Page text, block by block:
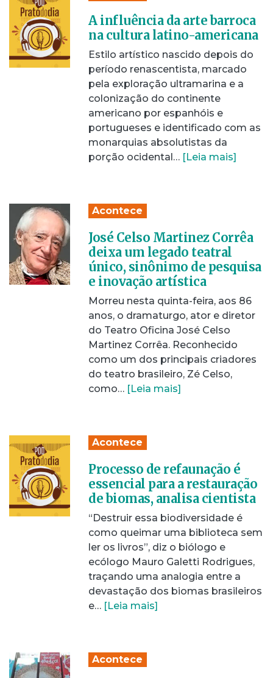
A influência da arte barroca
na cultura latino-americana
Estilo artístico nascido depois do
período renascentista, marcado
pela exploração ultramarina e a
colonização do continente
americano por espanhóis e
portugueses e identificado com as
monarquias absolutistas da
porção ocidental… [Leia mais]
Acontece
José Celso Martinez Corrêa
deixa um legado teatral
único, sinônimo de pesquisa
e inovação artística
Morreu nesta quinta-feira, aos 86
anos, o dramaturgo, ator e diretor
do Teatro Oficina José Celso
Martinez Corrêa. Reconhecido
como um dos principais criadores
do teatro brasileiro, Zé Celso,
como… [Leia mais]
Acontece
Processo de refaunação é
essencial para a restauração
de biomas, analisa cientista
“Destruir essa biodiversidade é
como queimar uma biblioteca sem
ler os livros”, diz o biólogo e
ecólogo Mauro Galetti Rodrigues,
traçando uma analogia entre a
devastação dos biomas brasileiros
e… [Leia mais]
Acontece